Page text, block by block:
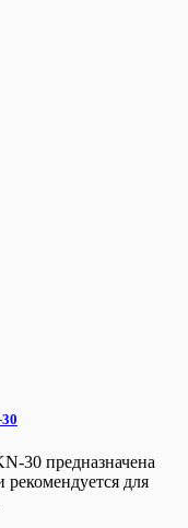
30 предназначена
рекомендуется для